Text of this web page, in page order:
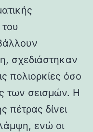
σχεδιάστηκαν
πολιορκίες όσο
των σεισμών. Η
πέτρας δίνει
ενώ οι